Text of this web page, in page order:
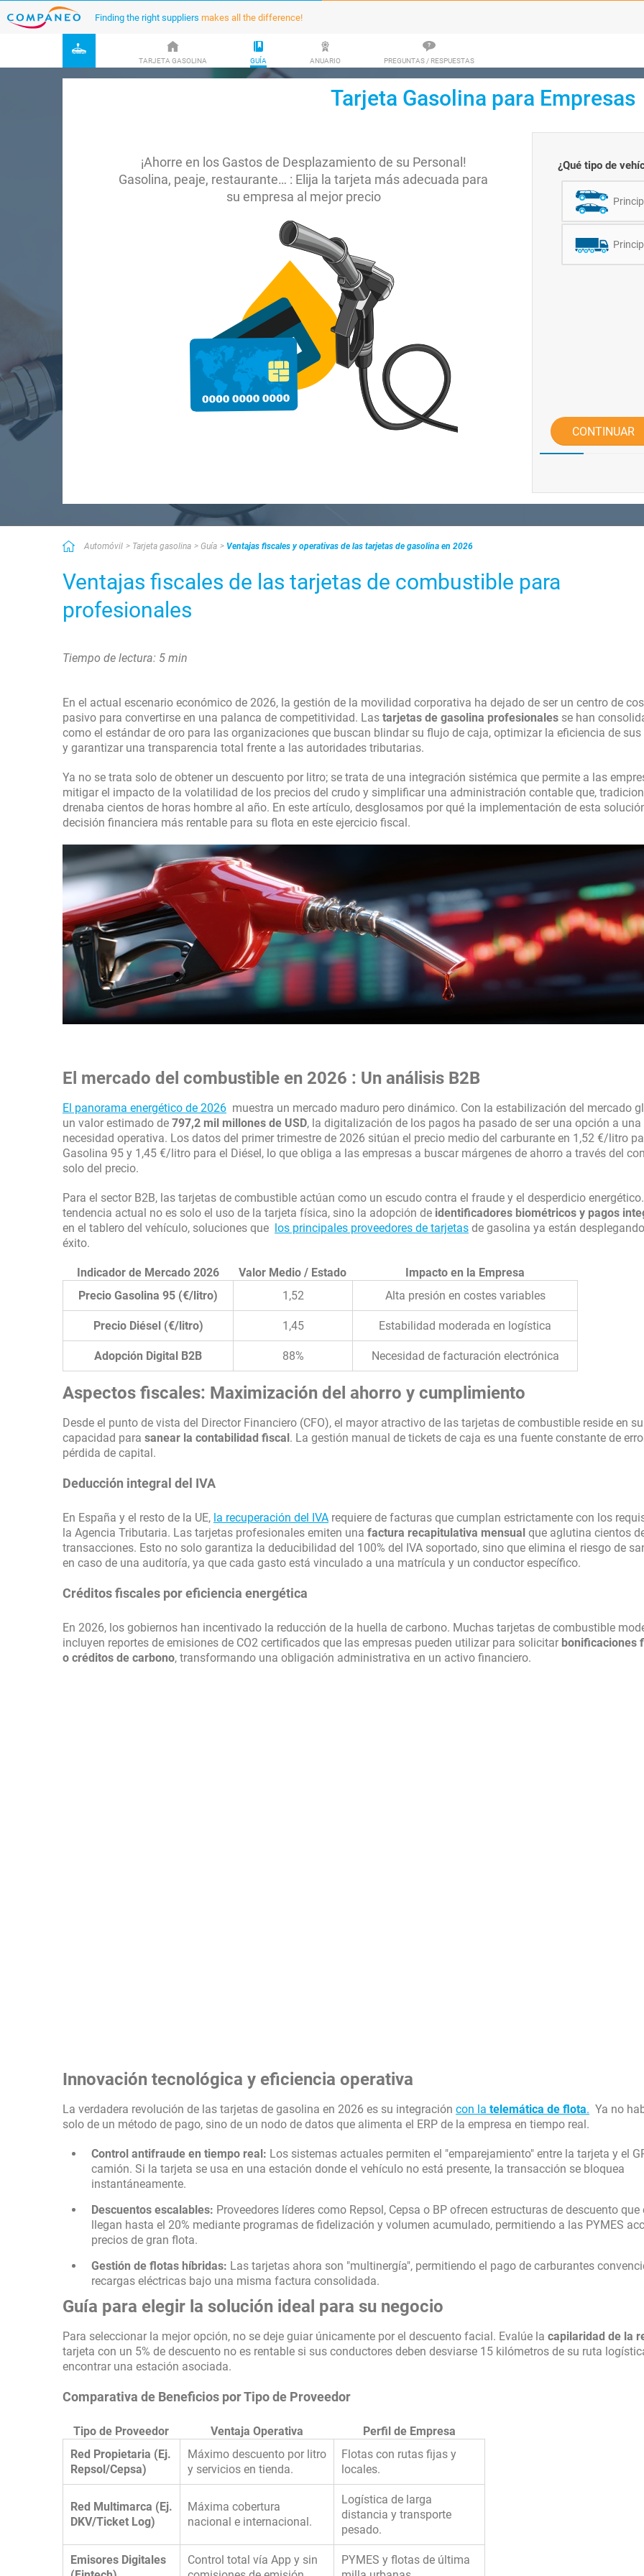
Finding the right suppliers makes all the difference!
TARJETA GASOLINA GUÍA ANUARIO PREGUNTAS / RESPUESTAS
Tarjeta Gasolina para Empresas
¡Ahorre en los Gastos de Desplazamiento de su Personal!
Gasolina, peaje, restaurante… : Elija la tarjeta más adecuada para
su empresa al mejor precio
¿Qué tipo de
CONTINUAR
Automóvil Tarjeta gasolina Guía Ventajas fiscales y operativas de las tarjetas de gasolina en 2026
Ventajas fiscales de las tarjetas de combustible para
profesionales
Tiempo de lectura: 5 min
En el actual escenario económico de 2026, la gestión de la movilidad corporativa ha dejado de ser un centro de
pasivo para convertirse en una palanca de competitividad. Las tarjetas de gasolina profesionales se han
como el estándar de oro para las organizaciones que buscan blindar su flujo de caja, optimizar la eficiencia de
y garantizar una transparencia total frente a las autoridades tributarias.
Ya no se trata solo de obtener un descuento por litro; se trata de una integración sistémica que permite a las
mitigar el impacto de la volatilidad de los precios del crudo y simplificar una administración contable que,
drenaba cientos de horas hombre al año. En este artículo, desglosamos por qué la implementación de esta
decisión financiera más rentable para su flota en este ejercicio fiscal.
El mercado del combustible en 2026 : Un análisis B2B
El panorama energético de 2026 muestra un mercado maduro pero dinámico. Con la estabilización del mercado
un valor estimado de 797,2 mil millones de USD, la digitalización de los pagos ha pasado de ser una opción a una
necesidad operativa. Los datos del primer trimestre de 2026 sitúan el precio medio del carburante en 1,52 €/litro
Gasolina 95 y 1,45 €/litro para el Diésel, lo que obliga a las empresas a buscar márgenes de ahorro a través del
solo del precio.
Para el sector B2B, las tarjetas de combustible actúan como un escudo contra el fraude y el desperdicio
tendencia actual no es solo el uso de la tarjeta física, sino la adopción de identificadores biométricos y pagos
en el tablero del vehículo, soluciones que los principales proveedores de tarjetas de gasolina ya están
éxito.
Indicador de Mercado 2026 Valor Medio / Estado
Impacto en la Empresa
Precio Gasolina 95 (€/litro)
1,52 Alta presión en costes variables
Precio Diésel (€/litro) 1,45 Estabilidad moderada en logística
Adopción Digital B2B 88% Necesidad de facturación electrónica
Aspectos fiscales: Maximización del ahorro y cumplimiento
Desde el punto de vista del Director Financiero (CFO), el mayor atractivo de las tarjetas de combustible reside en su
capacidad para sanear la contabilidad fiscal. La gestión manual de tickets de caja es una fuente constante de
pérdida de capital.
Deducción integral del IVA
En España y el resto de la UE, la recuperación del IVA requiere de facturas que cumplan estrictamente con los
la Agencia Tributaria. Las tarjetas profesionales emiten una factura recapitulativa mensual que aglutina cientos
transacciones. Esto no solo garantiza la deducibilidad del 100% del IVA soportado, sino que elimina el riesgo de
en caso de una auditoría, ya que cada gasto está vinculado a una matrícula y un conductor específico.
Créditos fiscales por eficiencia energética
En 2026, los gobiernos han incentivado la reducción de la huella de carbono. Muchas tarjetas de combustible
incluyen reportes de emisiones de CO2 certificados que las empresas pueden utilizar para solicitar bonificaciones
o créditos de carbono, transformando una obligación administrativa en un activo financiero.
Innovación tecnológica y eficiencia operativa
La verdadera revolución de las tarjetas de gasolina en 2026 es su integración con la telemática de flota. Ya no
solo de un método de pago, sino de un nodo de datos que alimenta el ERP de la empresa en tiempo real.
Control antifraude en tiempo real: Los sistemas actuales permiten el "emparejamiento" entre la tarjeta y el
camión. Si la tarjeta se usa en una estación donde el vehículo no está presente, la transacción se bloquea
instantáneamente.
Descuentos escalables: Proveedores líderes como Repsol, Cepsa o BP ofrecen estructuras de descuento que
llegan hasta el 20% mediante programas de fidelización y volumen acumulado, permitiendo a las PYMES
precios de gran flota.
Gestión de flotas híbridas: Las tarjetas ahora son "multinergía", permitiendo el pago de carburantes
recargas eléctricas bajo una misma factura consolidada.
Guía para elegir la solución ideal para su negocio
Para seleccionar la mejor opción, no se deje guiar únicamente por el descuento facial. Evalúe la capilaridad de la
tarjeta con un 5% de descuento no es rentable si sus conductores deben desviarse 15 kilómetros de su ruta
encontrar una estación asociada.
Comparativa de Beneficios por Tipo de Proveedor
Tipo de Proveedor Ventaja Operativa
Perfil de Empresa
Red Propietaria (Ej.
Repsol/Cepsa)
Máximo descuento por litro
y servicios en tienda.
Flotas con rutas fijas y
locales.
Red Multimarca (Ej.
DKV/Ticket Log)
Máxima cobertura
nacional e internacional.
Logística de larga
distancia y transporte
pesado.
Emisores Digitales
Control total vía App y sin
PYMES y flotas de última